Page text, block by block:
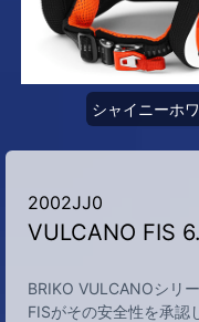
シャイニーホ
2002JJ0
VULCANO FIS
BRIKO VULCANOシリ
FISがその安全性を承認